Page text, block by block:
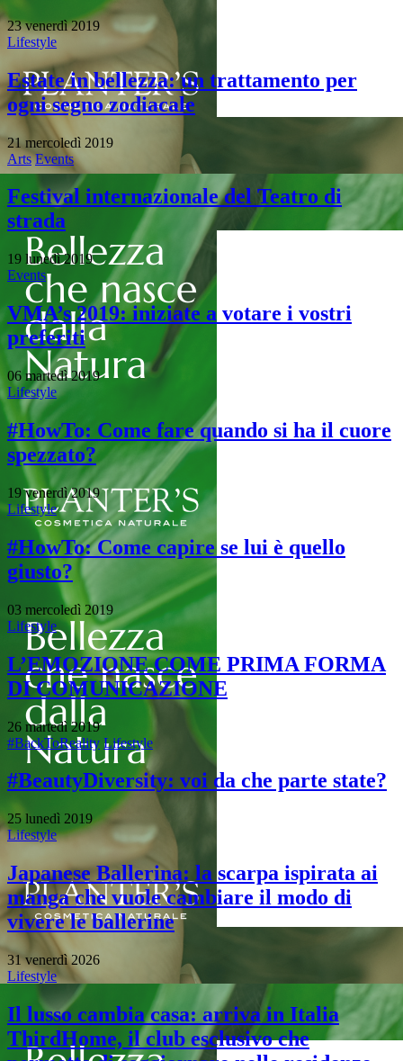
23 venerdì 2019
Lifestyle
Estate in bellezza: un trattamento per
ogni segno zodiacale
21 mercoledì 2019
Arts Events
Festival internazionale del Teatro di
strada
19 lunedì 2019
Events
VMA’s 2019: iniziate a votare i vostri
preferiti
06 martedì 2019
Lifestyle
#HowTo: Come fare quando si ha il cuore
spezzato?
19 venerdì 2019
Lifestyle
#HowTo: Come capire se lui è quello
giusto?
03 mercoledì 2019
Lifestyle
L’EMOZIONE COME PRIMA FORMA
DI COMUNICAZIONE
26 martedì 2019
#BackToReality Lifestyle
#BeautyDiversity: voi da che parte state?
25 lunedì 2019
Lifestyle
Japanese Ballerina: la scarpa ispirata ai
manga che vuole cambiare il modo di
vivere le ballerine
31 venerdì 2026
Lifestyle
Il lusso cambia casa: arriva in Italia
ThirdHome, il club esclusivo che